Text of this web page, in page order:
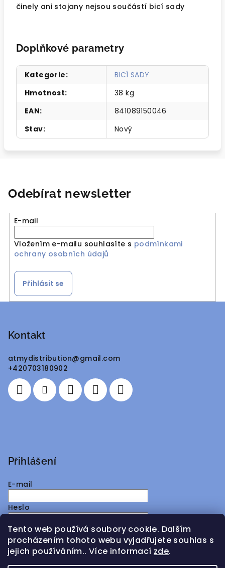
Tento web používá soubory cookie. Dalším
procházením tohoto webu vyjadřujete souhlas s
jejich používáním.. Více informací zde.
činely ani stojany nejsou součástí bicí sady
Doplňkové parametry
Kategorie:
BICÍ SADY
Hmotnost:
38 kg
EAN:
841089150046
Stav: Nový
Odebírat newsletter
E-mail
Vložením e-mailu souhlasíte s podmínkami
ochrany osobních údajů
Přihlásit se
Kontakt
atmydistribution@gmail.com
+420703180902
Přihlášení
E-mail
Heslo
Přihlásit se
Nová registraceZapomenuté heslo